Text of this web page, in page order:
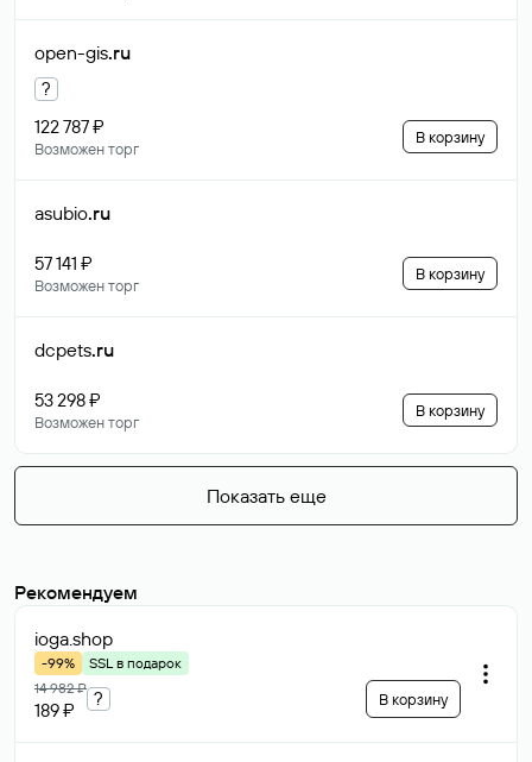
open-gis.ru
?
122 787 ₽
Возможен торг
В корзину
asubio.ru
57 141 ₽
Возможен торг
В корзину
dcpets.ru
53 298 ₽
Возможен торг
В корзину
Показать еще
Рекомендуем
ioga.shop
-99%
SSL в подарок
14 982 ₽
189 ₽
? В корзину